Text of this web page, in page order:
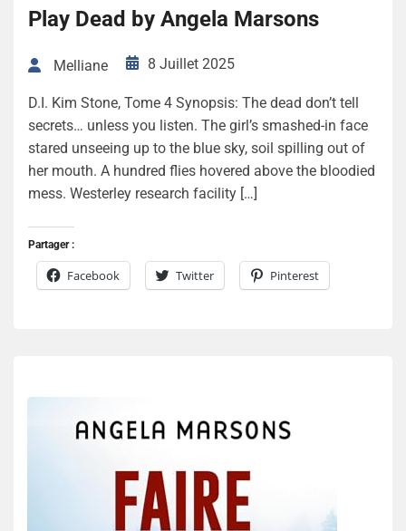
Play Dead by Angela Marsons
Melliane 8 Juillet 2025
D.I. Kim Stone, Tome 4 Synopsis: The dead don’t tell
secrets… unless you listen. The girl’s smashed-in face
stared unseeing up to the blue sky, soil spilling out of
her mouth. A hundred flies hovered above the bloodied
mess. Westerley research facility […]
Partager :
Facebook Twitter Pinterest